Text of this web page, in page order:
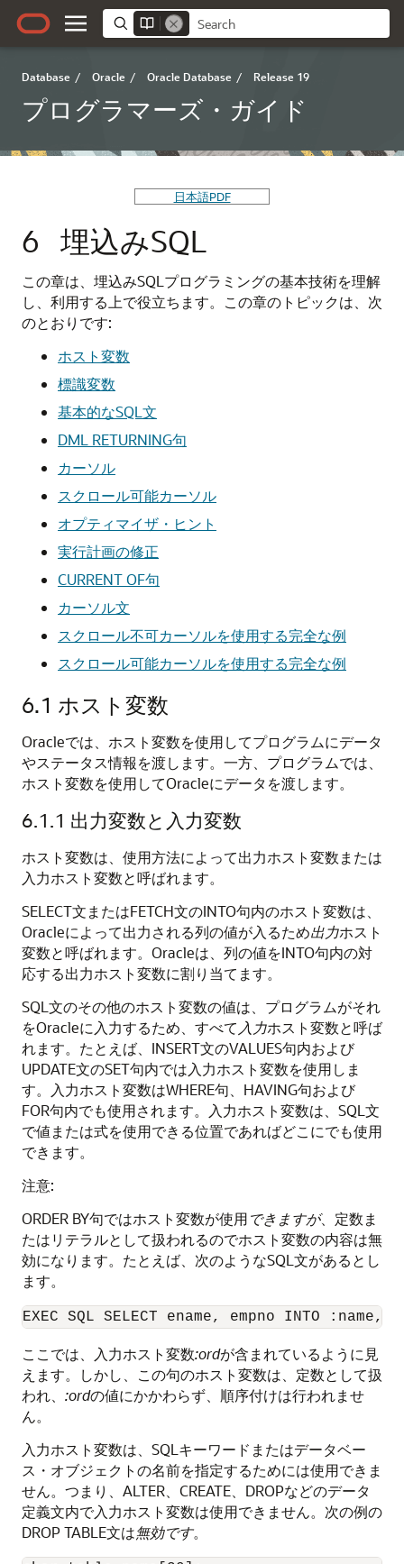
Database / Oracle / Oracle Database / Release 19
プログラマーズ・ガイド
日本語PDF
6 埋込みSQL
この章は、埋込みSQLプログラミングの基本技術を理解
し、利用する上で役立ちます。この章のトピックは、次
のとおりです:
ホスト変数
標識変数
基本的なSQL文
DML RETURNING句
カーソル
スクロール可能カーソル
オプティマイザ・ヒント
実行計画の修正
CURRENT OF句
カーソル文
スクロール不可カーソルを使用する完全な例
スクロール可能カーソルを使用する完全な例
6.1 ホスト変数
Oracleでは、ホスト変数を使用してプログラムにデータ
やステータス情報を渡します。一方、プログラムでは、
ホスト変数を使用してOracleにデータを渡します。
6.1.1 出力変数と入力変数
ホスト変数は、使用方法によって出力ホスト変数または
入力ホスト変数と呼ばれます。
SELECT文またはFETCH文のINTO句内のホスト変数は、
Oracleによって出力される列の値が入るため出力ホスト
変数と呼ばれます。Oracleは、列の値をINTO句内の対
応する出力ホスト変数に割り当てます。
SQL文のその他のホスト変数の値は、プログラムがそれ
をOracleに入力するため、すべて 入力ホスト変数と呼ば
れます。たとえば、INSERT文のVALUES句内および
UPDATE文のSET句内では入力ホスト変数を使用しま
す。入力ホスト変数はWHERE句、HAVING句および
FOR句内でも使用されます。入力ホスト変数は、SQL文
で値または式を使用できる位置であればどこにでも使用
できます。
注意:
ORDER BY句ではホスト変数が使用できますが、定数ま
たはリテラルとして扱われるのでホスト変数の内容は無
効になります。たとえば、次のようなSQL文があるとし
ます。
ここでは、入力ホスト変数:ordが含まれているように見
えます。しかし、この句のホスト変数は、定数として扱
われ、 :ordの値にかかわらず、順序付けは行われませ
ん。
入力ホスト変数は、SQLキーワードまたはデータベー
ス・オブジェクトの名前を指定するためには使用できま
せん。つまり、ALTER、CREATE、DROPなどのデータ
定義文内で入力ホスト変数は使用できません。次の例の
DROP TABLE文は無効です。